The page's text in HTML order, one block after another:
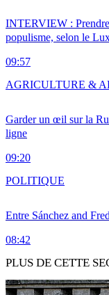
INTERVIEW : Prendre
populisme, selon le
09:57
Garder un œil sur la
ligne
09:20
AGRICULTURE &
Entre Sánchez and
08:42
POLITIQUE
PLUS DE CETTE